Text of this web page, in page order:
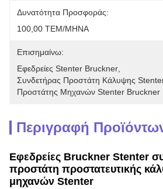
Δυνατότητα Προσφοράς:
100,00 ΤΕΜ/ΜΗΝΑ
Επισημαίνω:
Εφεδρείες Stenter Bruckner
Συνδετήρας Προστάτη Κάλυψης
Προστάτης Μηχανών Stenter Bruckner
Περιγραφή
Εφεδρείες Bruckner Stenter
προστάτη προστατευτικής
μηχανών Stenter